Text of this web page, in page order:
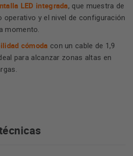
LED integrada, que muestra de
y el nivel de configuración
momento.
cómoda con un cable de 1,9
para alcanzar zonas altas en